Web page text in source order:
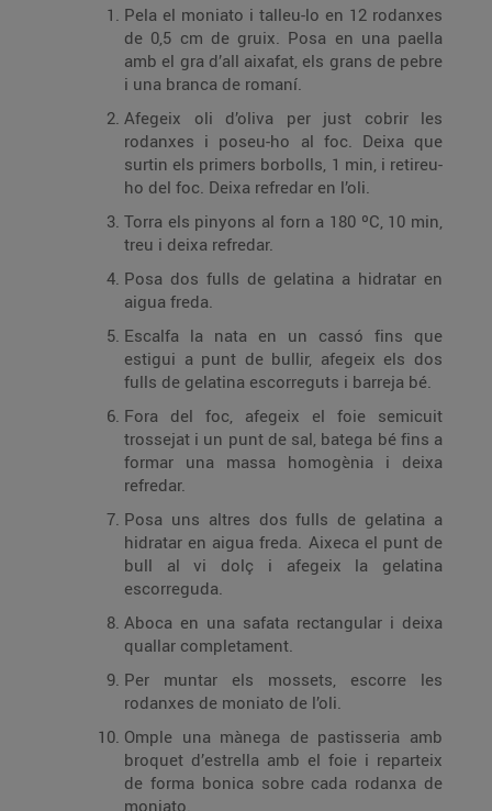
Pela el moniato i talleu-lo en 12 rodanxes
de 0,5 cm de gruix. Posa en una paella
amb el gra d’all aixafat, els grans de pebre
i una branca de romaní.
Afegeix oli d’oliva per just cobrir les
rodanxes i poseu-ho al foc. Deixa que
surtin els primers borbolls, 1 min, i retireu-
ho del foc. Deixa refredar en l’oli.
Torra els pinyons al forn a 180 ºC, 10 min,
treu i deixa refredar.
Posa dos fulls de gelatina a hidratar en
aigua freda.
Escalfa la nata en un cassó fins que
estigui a punt de bullir, afegeix els dos
fulls de gelatina escorreguts i barreja bé.
Fora del foc, afegeix el foie semicuit
trossejat i un punt de sal, batega bé fins a
formar una massa homogènia i deixa
refredar.
Posa uns altres dos fulls de gelatina a
hidratar en aigua freda. Aixeca el punt de
bull al vi dolç i afegeix la gelatina
escorreguda.
Aboca en una safata rectangular i deixa
quallar completament.
Per muntar els mossets, escorre les
rodanxes de moniato de l’oli.
Omple una mànega de pastisseria amb
broquet d’estrella amb el foie i reparteix
de forma bonica sobre cada rodanxa de
moniato.